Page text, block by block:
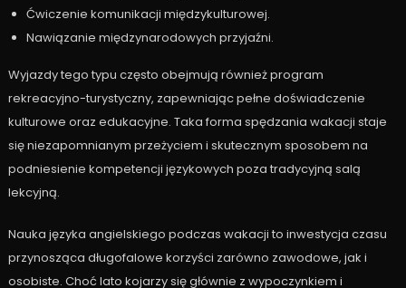
Ćwiczenie komunikacji międzykulturowej.
Nawiązanie międzynarodowych przyjaźni.
Wyjazdy tego typu często obejmują również program
rekreacyjno-turystyczny, zapewniając pełne doświadczenie
kulturowe oraz edukacyjne. Taka forma spędzania wakacji staje
się niezapomnianym przeżyciem i skutecznym sposobem na
podniesienie kompetencji językowych poza tradycyjną salą
lekcyjną.
Nauka języka angielskiego podczas wakacji to inwestycja czasu
przynosząca długofalowe korzyści zarówno zawodowe, jak i
osobiste. Choć lato kojarzy się głównie z wypoczynkiem i